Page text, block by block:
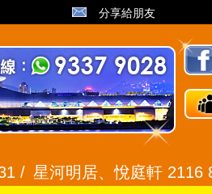
分享給朋友
星河明居、悅庭軒 2116